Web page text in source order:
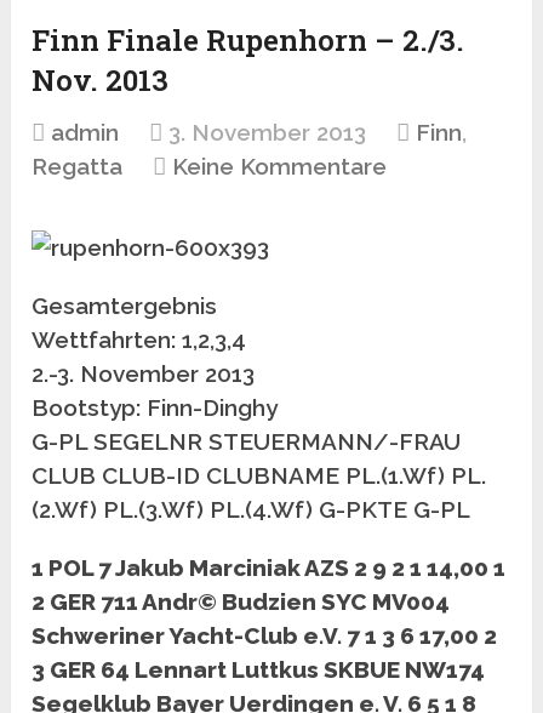
Finn Finale Rupenhorn – 2./3.
Nov. 2013
admin 3. November 2013 Finn,
Regatta
Keine Kommentare
Gesamtergebnis
Wettfahrten: 1,2,3,4
2.-3. November 2013
Bootstyp: Finn-Dinghy
G-PL SEGELNR STEUERMANN/-FRAU
CLUB CLUB-ID CLUBNAME PL.(1.Wf) PL.
(2.Wf) PL.(3.Wf) PL.(4.Wf) G-PKTE G-PL
1 POL 7 Jakub Marciniak AZS 2 9 2 1 14,00 1
2 GER 711 Andr© Budzien SYC MV004
Schweriner Yacht-Club e.V. 7 1 3 6 17,00 2
3 GER 64 Lennart Luttkus SKBUE NW174
Segelklub Bayer Uerdingen e. V. 6 5 1 8